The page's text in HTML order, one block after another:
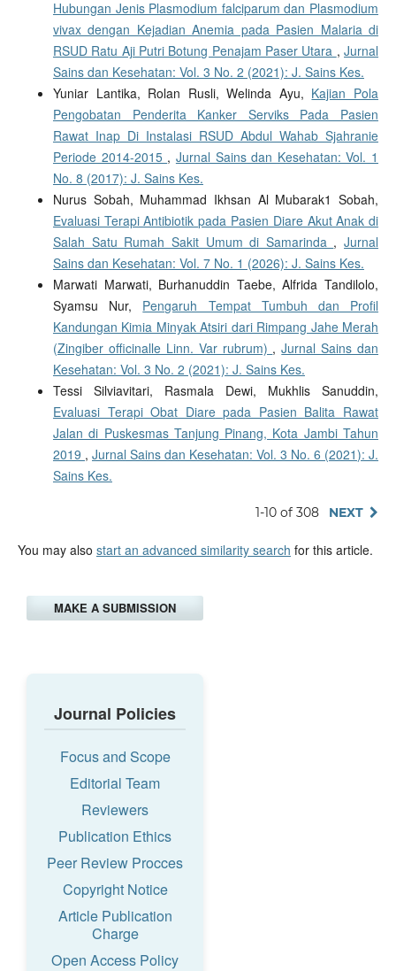
Hubungan Jenis Plasmodium falciparum dan Plasmodium
vivax dengan Kejadian Anemia pada Pasien Malaria di
RSUD Ratu Aji Putri Botung Penajam Paser Utara ,Jurnal
Sains dan Kesehatan: Vol. 3 No. 2 (2021): J. Sains Kes.
Yuniar Lantika, Rolan Rusli, Welinda Ayu, Kajian Pola
Pengobatan Penderita Kanker Serviks Pada Pasien
Rawat Inap Di Instalasi RSUD Abdul Wahab Sjahranie
Periode 2014-2015 , Jurnal Sains dan Kesehatan: Vol. 1
No. 8 (2017): J. Sains Kes.
Nurus Sobah, Muhammad Ikhsan Al Mubarak1 Sobah,
Evaluasi Terapi Antibiotik pada Pasien Diare Akut Anak di
Salah Satu Rumah Sakit Umum di Samarinda ,Jurnal
Sains dan Kesehatan: Vol. 7 No. 1 (2026): J. Sains Kes.
Marwati Marwati, Burhanuddin Taebe, Alfrida Tandilolo,
Syamsu Nur, Pengaruh Tempat Tumbuh dan Profil
Kandungan Kimia Minyak Atsiri dari Rimpang Jahe Merah
(Zingiber officinalle Linn. Var rubrum) ,Jurnal Sains dan
Kesehatan: Vol. 3 No. 2 (2021): J. Sains Kes.
Tessi Silviavitari, Rasmala Dewi, Mukhlis Sanuddin,
Evaluasi Terapi Obat Diare pada Pasien Balita Rawat
Jalan di Puskesmas Tanjung Pinang, Kota Jambi Tahun
2019 , Jurnal Sains dan Kesehatan: Vol. 3 No. 6 (2021): J.
Sains Kes.
1-10 of 308 NEXT
You may also start an advanced similarity search for this article.
MAKE A SUBMISSION
Journal Policies
Focus and Scope
Editorial Team
Reviewers
Publication Ethics
Peer Review Procces
Copyright Notice
Article Publication
Charge
Open Access Policy